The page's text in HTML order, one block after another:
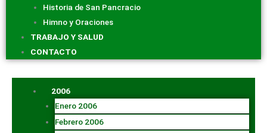
Historia de San Pancracio
Himno y Oraciones
TRABAJO Y SALUD
CONTACTO
2006
Enero 2006
Febrero 2006